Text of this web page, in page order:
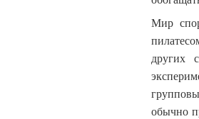
Мир
других
обычно